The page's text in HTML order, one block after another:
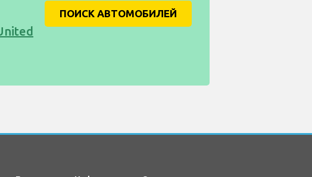
ПОИСК АВТОМОБИЛЕЙ